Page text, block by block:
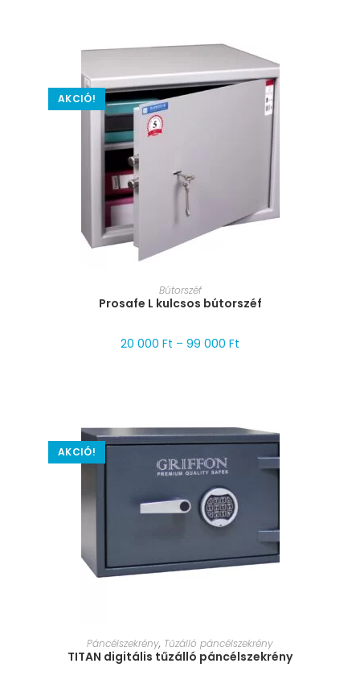
AKCIÓ!
MÉRET VÁLASZTÁSA
Bútorszéf
Prosafe L kulcsos bútorszéf
20 000 Ft – 99 000 Ft
AKCIÓ!
MÉRET VÁLASZTÁSA
Páncélszekrény, Tűzálló páncélszekrény
TITAN digitális tűzálló páncélszekrény